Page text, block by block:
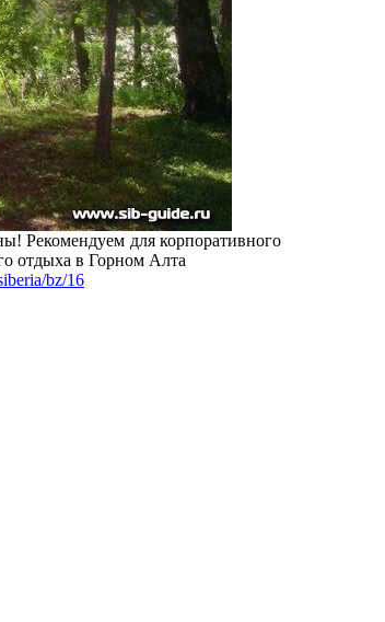
Рекомендуем для корпоративного
отдыха в Горном Алта
bz/16